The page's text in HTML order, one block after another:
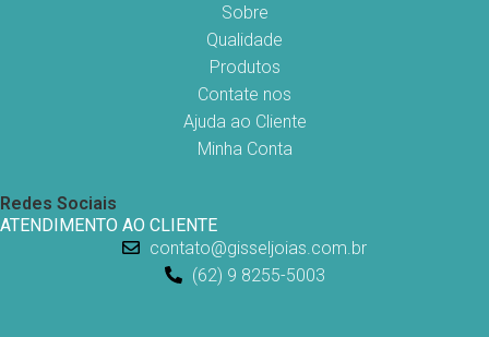
Sobre
Qualidade
Produtos
Contate nos
Ajuda ao Cliente
Minha Conta
Redes Sociais
ATENDIMENTO AO CLIENTE
contato@gisseljoias.com.br
(62) 9 8255-5003